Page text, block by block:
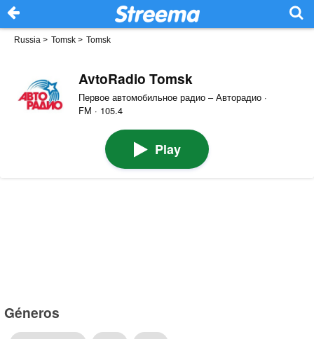
Russia > Tomsk > Tomsk
AvtoRadio Tomsk
Первое автомобильное радио – Авторадио ·
FM · 105.4
Play
Géneros